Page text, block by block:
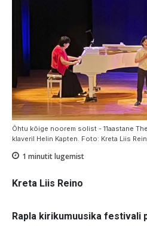
Õhtu kõige noorem solist - 11aastane
klaveril Helin Kapten. Foto: Kreta Liis
1 minutit lugemist
Kreta Liis Reino
Rapla kirikumuusika festivali